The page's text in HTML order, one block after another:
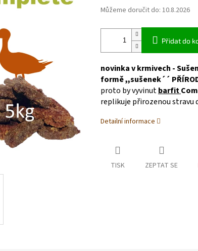
Můžeme doručit do: 10.8.2026
Přidat do
novinka v krmivech -
formě ,,sušenek´´
proto by vyvinutbarfit
replikuje přirozenou stravu
Detailní informace
TISK ZEPTAT SE